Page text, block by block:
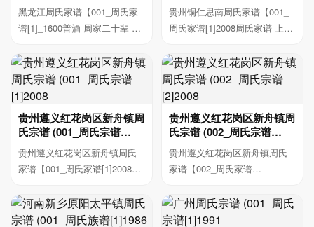
黑龙江周氏家谱【001_周氏家
谱[1]_1600普酒 周家二十辈 書
贵州铜仁思南周氏家谱【001_
周氏家谱[1]2008周氏家谱 上册
贵州遵义红花岗区新舟镇周
氏宗谱 (001_周氏宗谱
[1]2008
贵州遵义红花岗区新舟镇周氏
家谱【001_周氏家谱[1]2008氏
贵州遵义红花岗区新舟镇周
氏宗谱 (002_周氏宗谱
[2]2008
贵州遵义红花岗区新舟镇周氏
家谱【002_周氏家谱